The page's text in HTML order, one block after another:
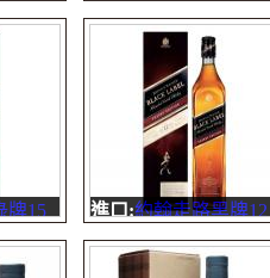
黃
、蜂
的橡
紳藍純麥蘇格蘭威士
忌，泛著金黃琥珀色
的酒液，呈現出熟成
順的口感與豐富的純
牌15
色
進口:約翰走路黑牌12
年雪莉桶威士忌-限定